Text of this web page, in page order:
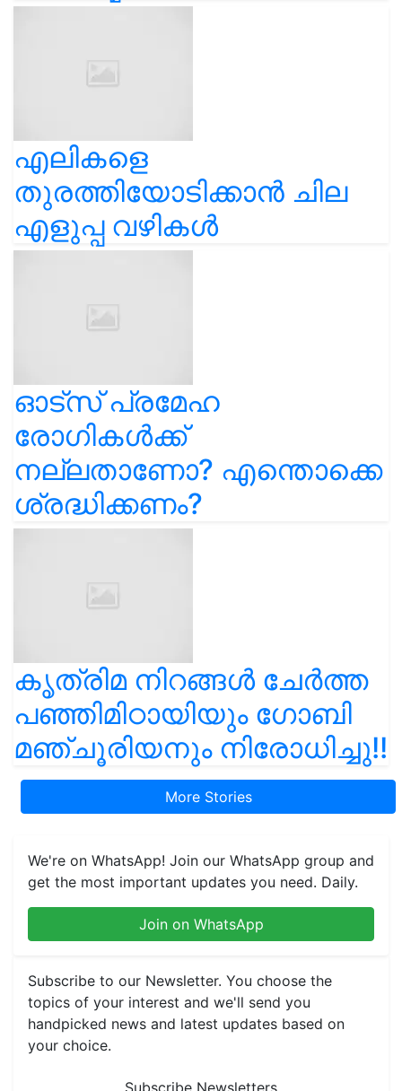
എലികളെ
തുരത്തിയോടിക്കാൻ ചില
എളുപ്പ വഴികൾ
ഓട്സ് പ്രമേഹ
രോഗികൾക്ക്
നല്ലതാണോ? എന്തൊക്കെ
ശ്രദ്ധിക്കണം?
കൃത്രിമ നിറങ്ങൾ ചേർത്ത
പഞ്ഞിമിഠായിയും ഗോബി
മഞ്ചൂരിയനും നിരോധിച്ചു!!
More Stories
We're on WhatsApp! Join our WhatsApp group and
get the most important updates you need. Daily.
Join on WhatsApp
Subscribe to our Newsletter. You choose the
topics of your interest and we'll send you
handpicked news and latest updates based on
your choice.
Subscribe Newsletters